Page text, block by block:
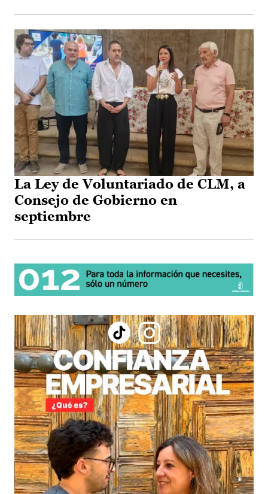
La Ley de Voluntariado de CLM, a
Consejo de Gobierno en
septiembre